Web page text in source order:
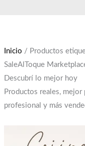
Inicio / Productos
SaleAlToque
Descubrí lo mejor hoy
Productos reales, mejor
profesional y más
era:
$12,000.
es: